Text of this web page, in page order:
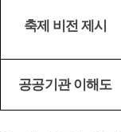
축제 비전 제시
공공기관 이해도